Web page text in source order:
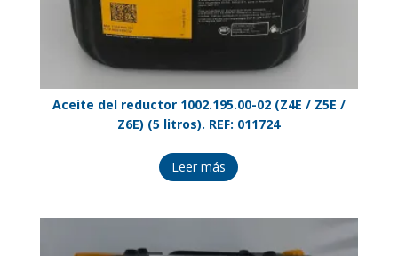
Aceite del reductor 1002.195.00-02 (Z4E / Z5E /
Z6E) (5 litros). REF: 011724
Leer más